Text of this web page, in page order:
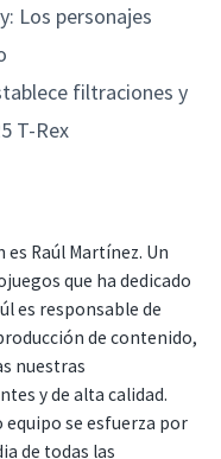
Los personajes
filtraciones y
T-Rex
es Raúl Martínez. Un
que ha dedicado
es responsable de
de contenido,
nuestras
y de alta calidad.
se esfuerza por
de todas las